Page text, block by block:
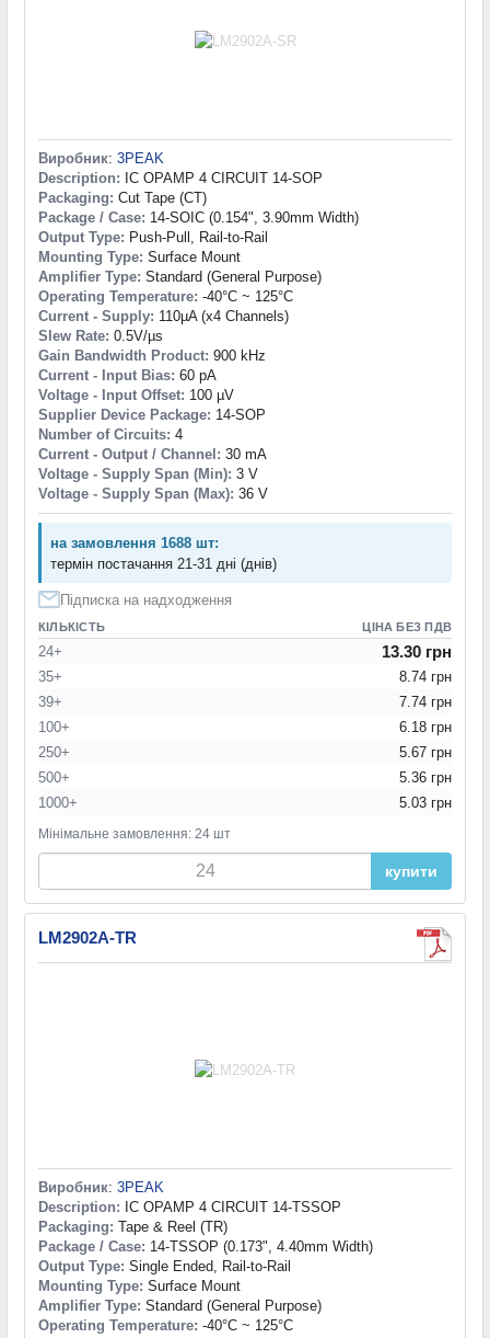
Виробник: 3PEAK
Description: IC OPAMP 4 CIRCUIT 14-SOP
Packaging: Cut Tape (CT)
Package / Case: 14-SOIC (0.154", 3.90mm Width)
Output Type: Push-Pull, Rail-to-Rail
Mounting Type: Surface Mount
Amplifier Type: Standard (General Purpose)
Operating Temperature: -40°C ~ 125°C
Current - Supply: 110µA (x4 Channels)
Slew Rate: 0.5V/µs
Gain Bandwidth Product: 900 kHz
Current - Input Bias: 60 pA
Voltage - Input Offset: 100 µV
Supplier Device Package: 14-SOP
Number of Circuits: 4
Current - Output / Channel: 30 mA
Voltage - Supply Span (Min): 3 V
Voltage - Supply Span (Max): 36 V
на замовлення 1688 шт:
термін постачання 21-31 дні (днів)
Підписка на надходження
КІЛЬКІСТЬ ЦІНА БЕЗ ПДВ
24+ 13.30 грн
35+
8.74 грн
39+
7.74 грн
100+
6.18 грн
250+
5.67 грн
500+
5.36 грн
1000+
5.03 грн
Мінімальне замовлення: 24 шт
купити
LM2902A-TR
Виробник: 3PEAK
Description: IC OPAMP 4 CIRCUIT 14-TSSOP
Packaging: Tape & Reel (TR)
Package / Case: 14-TSSOP (0.173", 4.40mm Width)
Output Type: Single Ended, Rail-to-Rail
Mounting Type: Surface Mount
Amplifier Type: Standard (General Purpose)
Operating Temperature: -40°C ~ 125°C